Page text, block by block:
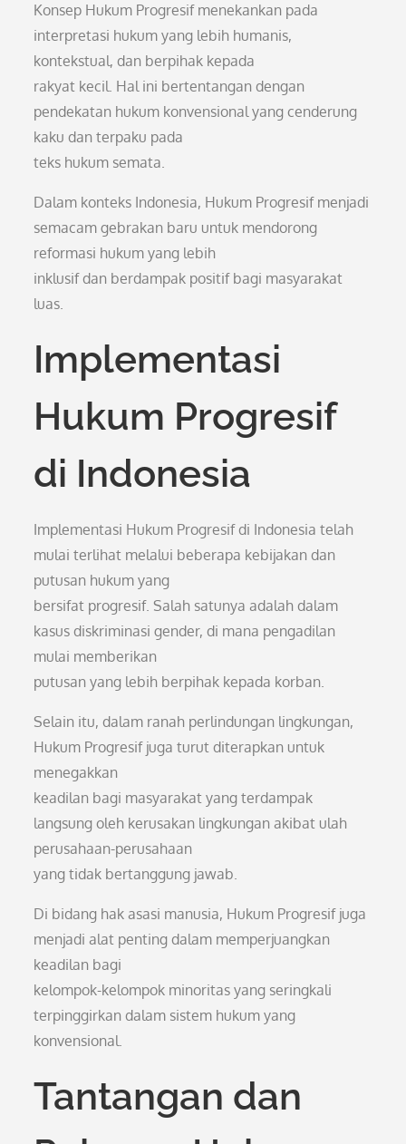
Konsep Hukum Progresif menekankan pada
interpretasi hukum yang lebih humanis,
kontekstual, dan berpihak kepada
rakyat kecil. Hal ini bertentangan dengan
pendekatan hukum konvensional yang cenderung
kaku dan terpaku pada
teks hukum semata.
Dalam konteks Indonesia, Hukum Progresif menjadi
semacam gebrakan baru untuk mendorong
reformasi hukum yang lebih
inklusif dan berdampak positif bagi masyarakat
luas.
Implementasi
Hukum Progresif
di Indonesia
Implementasi Hukum Progresif di Indonesia telah
mulai terlihat melalui beberapa kebijakan dan
putusan hukum yang
bersifat progresif. Salah satunya adalah dalam
kasus diskriminasi gender, di mana pengadilan
mulai memberikan
putusan yang lebih berpihak kepada korban.
Selain itu, dalam ranah perlindungan lingkungan,
Hukum Progresif juga turut diterapkan untuk
menegakkan
keadilan bagi masyarakat yang terdampak
langsung oleh kerusakan lingkungan akibat ulah
perusahaan-perusahaan
yang tidak bertanggung jawab.
Di bidang hak asasi manusia, Hukum Progresif juga
menjadi alat penting dalam memperjuangkan
keadilan bagi
kelompok-kelompok minoritas yang seringkali
terpinggirkan dalam sistem hukum yang
konvensional.
Tantangan dan